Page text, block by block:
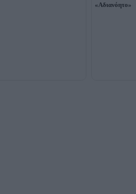
«Αδιανόητο»